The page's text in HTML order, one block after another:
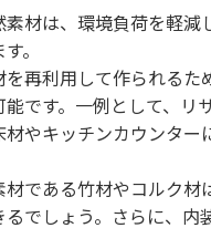
材は、環境負荷を軽減
。
再利用して作られるた
能です。一例として、リ
材やキッチンカウンター
材である竹材やコルク材
でしょう。さらに、内